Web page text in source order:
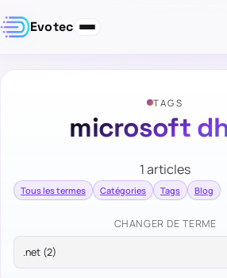
Evotec
TAGS
microsoft
1 articles
Tous les termes Catégories Tags Blog
CHANGER DE TERME